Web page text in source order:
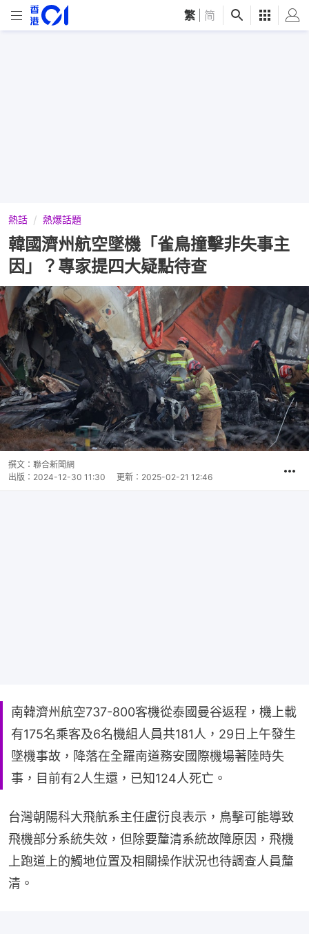
繁 简
熱話 熱爆話題
韓國濟州航空墜機「雀鳥撞擊非失事主
因」？專家提四大疑點待查
撰文： 聯合新聞網
出版： 2024-12-30 11:30 更新： 2025-02-21 12:46
南韓濟州航空737-800客機從泰國曼谷返程，機上載
有175名乘客及6名機組人員共181人，29日上午發生
墜機事故，降落在全羅南道務安國際機場著陸時失
事，目前有2人生還，已知124人死亡。
台灣朝陽科大飛航系主任盧衍良表示，鳥擊可能導致
飛機部分系統失效，但除要釐清系統故障原因，飛機
上跑道上的觸地位置及相關操作狀況也待調查人員釐
清。